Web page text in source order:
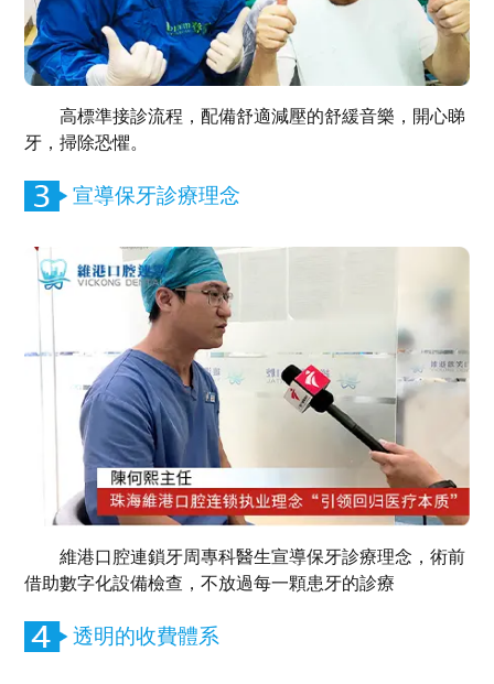
高標準接診流程，配備舒適減壓的舒緩音樂，開心睇
牙，掃除恐懼。
宣導保牙診療理念
維港口腔連鎖牙周專科醫生宣導保牙診療理念，術前
借助數字化設備檢查，不放過每一顆患牙的診療
透明的收費體系